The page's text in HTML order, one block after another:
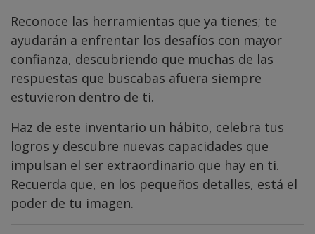
Reconoce las herramientas que ya tienes; te
ayudarán a enfrentar los desafíos con mayor
confianza, descubriendo que muchas de las
respuestas que buscabas afuera siempre
estuvieron dentro de ti.
Haz de este inventario un hábito, celebra tus
logros y descubre nuevas capacidades que
impulsan el ser extraordinario que hay en ti.
Recuerda que, en los pequeños detalles, está el
poder de tu imagen.